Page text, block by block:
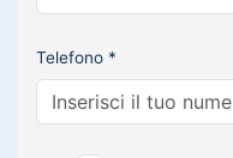
Telefono *